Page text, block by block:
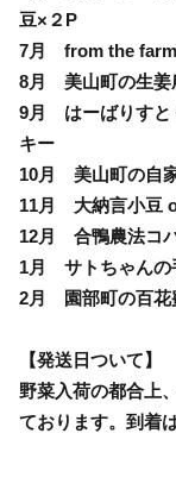
豆×２P
7月 from the farm
8月 美山町の生姜
9月 はーばりすと
キー
10月 美山町の自
11月 大納言小豆
12月 合鴨農法コ
1月 サトちゃんの
2月 園部町の百花
【発送日ついて】
野菜入荷の都合上
ております。到着